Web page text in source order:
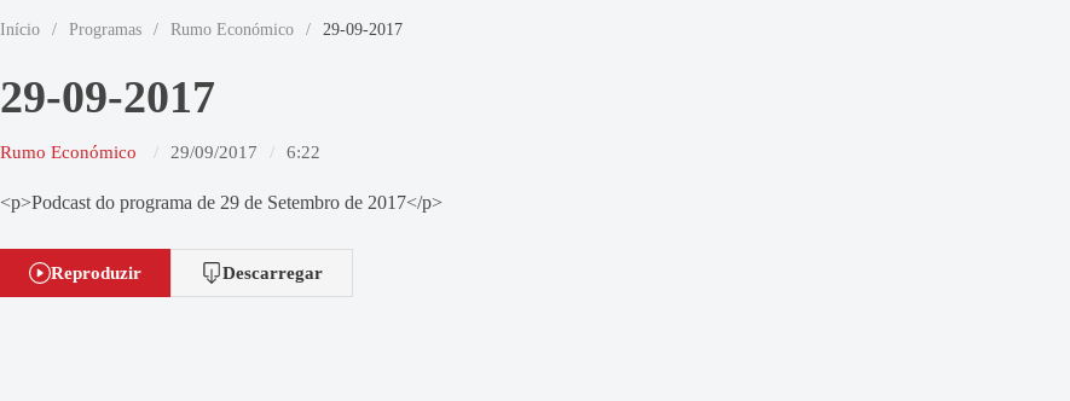
Início / Programas / Rumo Económico / 29-09-2017
29-09-2017
Rumo Económico 29/09/2017 6:22
<p>Podcast do programa de 29 de Setembro de 2017</p>
Reproduzir Descarregar